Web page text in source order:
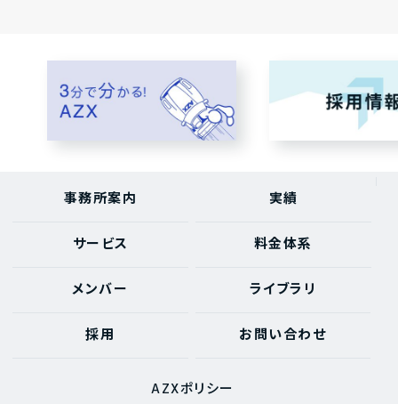
事務所案内 実績
サービス 料金体系
メンバー ライブラリ
採用 お問い合わせ
AZXポリシー